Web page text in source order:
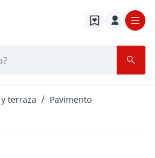
terraza Pavimento